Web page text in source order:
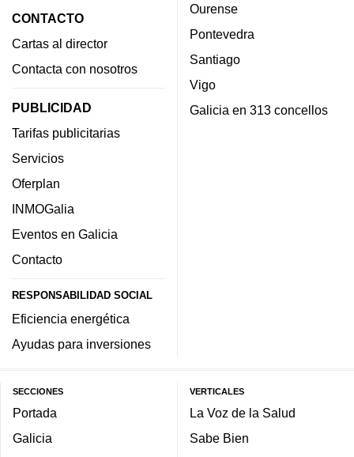
CONTACTO
Cartas al director
Contacta con nosotros
PUBLICIDAD
Tarifas publicitarias
Servicios
Oferplan
INMOGalia
Eventos en Galicia
Contacto
RESPONSABILIDAD SOCIAL
Eficiencia energética
Ayudas para inversiones
Ourense
Pontevedra
Santiago
Vigo
Galicia en 313 concellos
SECCIONES
Portada
Galicia
VERTICALES
La Voz de la Salud
Sabe Bien